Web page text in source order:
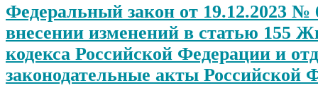
Федеральный закон от 19.12.2023
внесении изменений в статью 155
кодекса Российской Федерации и
законодательные акты Российской